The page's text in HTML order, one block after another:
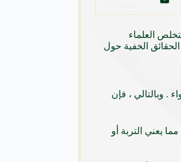
العلماء
الخفية حول
. وبالتالي ، فإن
اسمها من كلمة “إردا” مما يعني التربة أو